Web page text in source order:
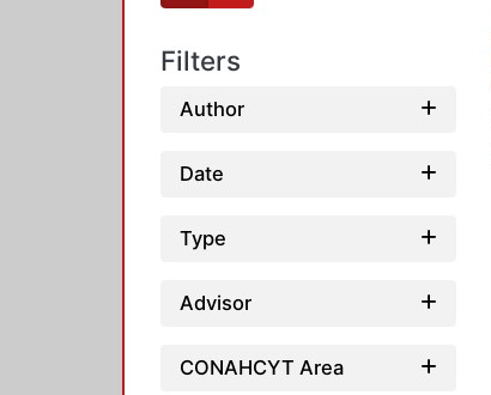
Filters
Author
Date
Type
Advisor
CONAHCYT Area